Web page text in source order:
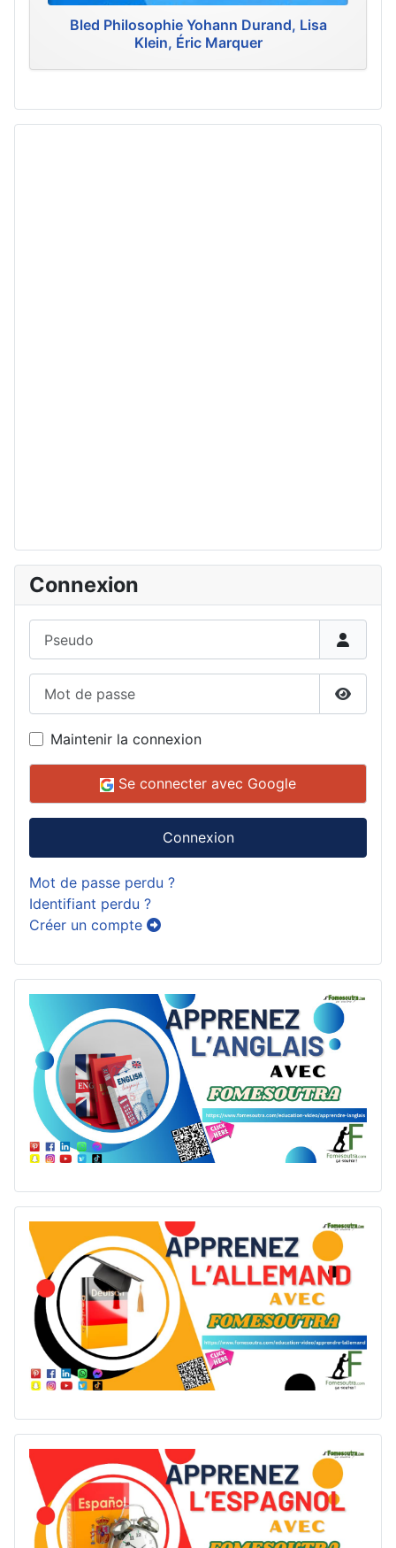
Bled Philosophie Yohann Durand, Lisa
Klein, Éric Marquer
Connexion
Maintenir la connexion
Se connecter avec Google
Connexion
Mot de passe perdu ?
Identifiant perdu ?
Créer un compte